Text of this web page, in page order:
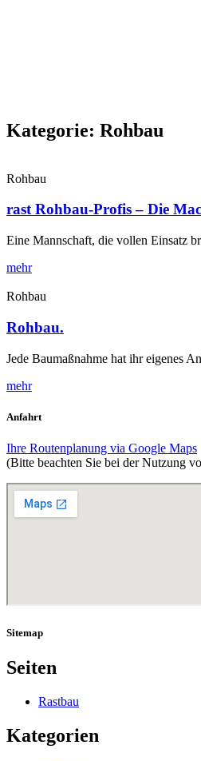
Kategorie: Rohbau
Rohbau
rast Rohbau-Profis – Die
Eine Mannschaft, die vollen Einsatz
mehr
Rohbau
Rohbau.
Jede Baumaßnahme hat ihr eigenes
mehr
Anfahrt
Ihre Routenplanung via Google Maps
(Bitte beachten Sie bei der Nutzung
Sitemap
Seiten
Rastbau
Kategorien